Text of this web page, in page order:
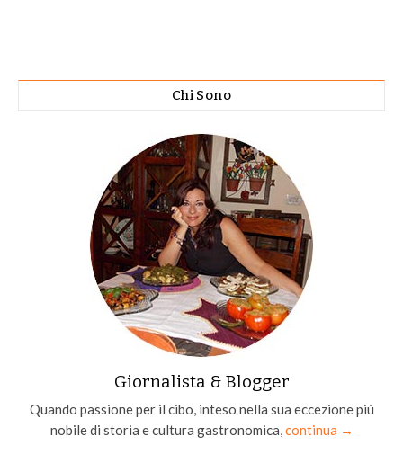
Chi Sono
Giornalista & Blogger
Quando passione per il cibo, inteso nella sua eccezione più
nobile di storia e cultura gastronomica, continua →